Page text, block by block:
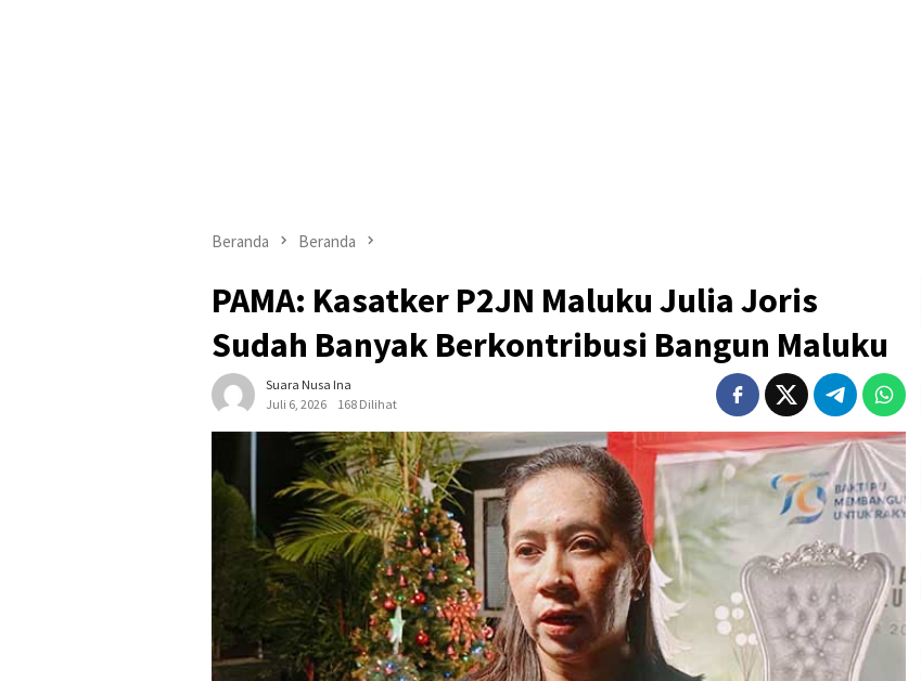
Beranda Beranda
PAMA: Kasatker P2JN Maluku Julia Joris
Sudah Banyak Berkontribusi Bangun Maluku
Suara Nusa Ina
Juli 6, 2026
168 Dilihat